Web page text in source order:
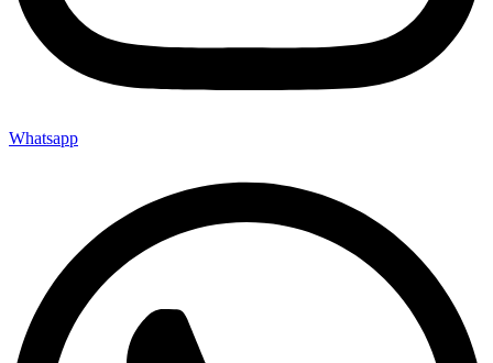
Whatsapp